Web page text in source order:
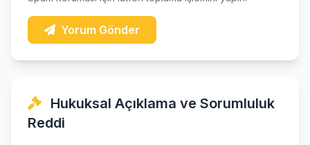
Yorum Gönder
Hukuksal Açıklama ve Sorumluluk
Reddi